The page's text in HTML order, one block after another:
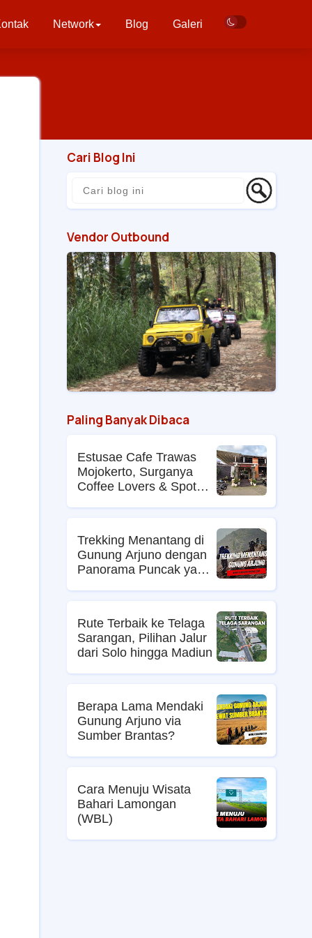
Network Blog Galeri
Cari Blog Ini
Vendor Outbound
Paling Banyak Dibaca
Estusae Cafe Trawas
Mojokerto, Surganya
Coffee Lovers & Spot
Trekking Menantang di
Gunung Arjuno dengan
Panorama Puncak yang
Rute Terbaik ke Telaga
Sarangan, Pilihan Jalur
dari Solo hingga Madiun
Berapa Lama Mendaki
Gunung Arjuno via
Sumber Brantas?
Cara Menuju Wisata
Bahari Lamongan
(WBL)